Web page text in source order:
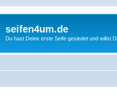
seifen4um.de
Du hast Deine erste Seife gesiedet und willst